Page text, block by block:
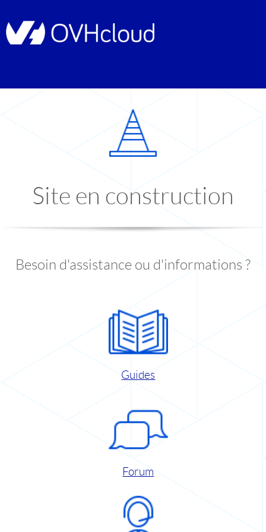
Site en construction
Besoin d'assistance ou d'informations ?
Guides
Forum